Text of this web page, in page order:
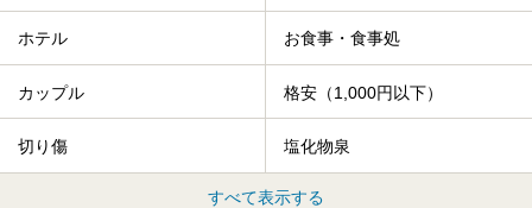
ホテル お食事・食事処
カップル 格安（1,000円以下）
切り傷 塩化物泉
すべて表示する